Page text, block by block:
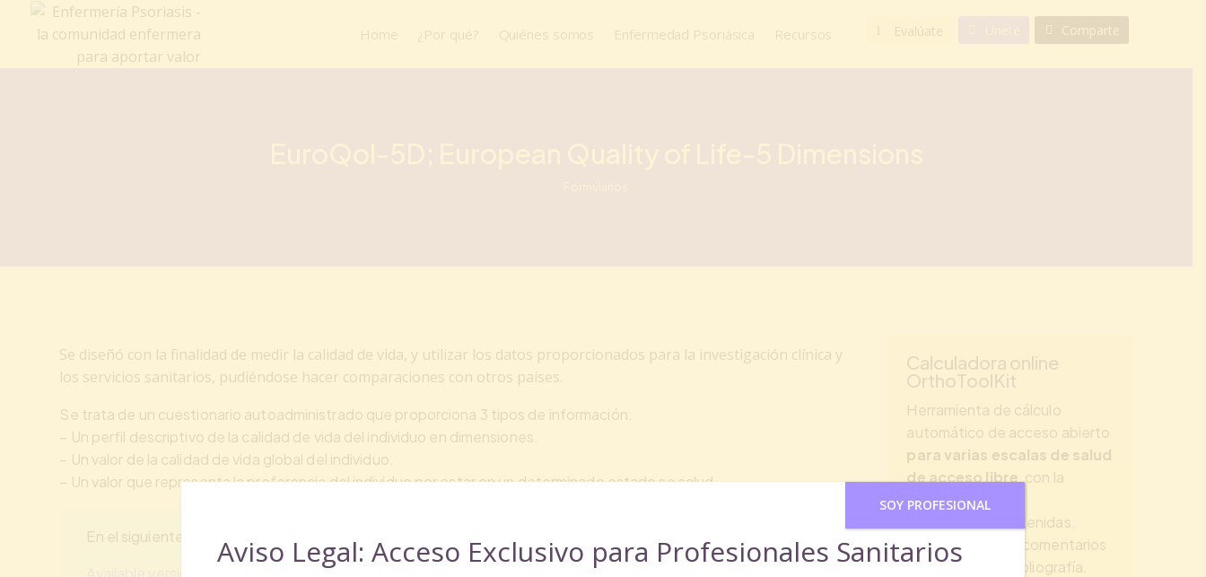
Evalúate Comparte
Se diseñó con la finalidad de medir la calidad de vida, y utilizar los datos proporcionados para la investigación clínica y
los servicios sanitarios, pudiéndose hacer comparaciones con otros países.
Se trata de un cuestionario autoadministrado que proporciona 3 tipos de información:
– Un perfil descriptivo de la calidad de vida del individuo en dimensiones.
– Un valor de la calidad de vida global del individuo.
– Un valor que representa la preferencia del individuo por estar en un determinado estado se salud.
En el siguiente enlac se encuentran las versiones de la escala
Calculadora online
OrthoToolKit
Herramienta de cálculo
automático de acceso abierto
para varias escalas de salud
de acceso libre , con la
explicación de las
puntuaciones obtenidas,
puntos de corte, comentarios
del resultado y bibliografía.
Aviso Legal: Acceso Exclusivo para Profesionales Sanitarios
SOY PROFESIONAL